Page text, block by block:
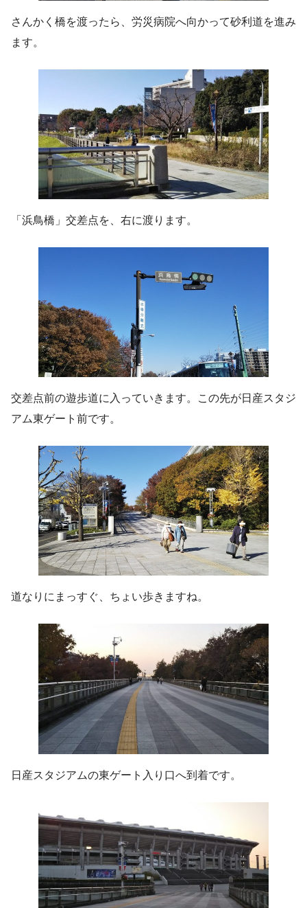
さんかく橋を渡ったら、労災病院へ向かって砂利道を進み
ます。
「浜鳥橋」交差点を、右に渡ります。
交差点前の遊歩道に入っていきます。この先が日産スタジ
アム東ゲート前です。
道なりにまっすぐ、ちょい歩きますね。
日産スタジアムの東ゲート入り口へ到着です。